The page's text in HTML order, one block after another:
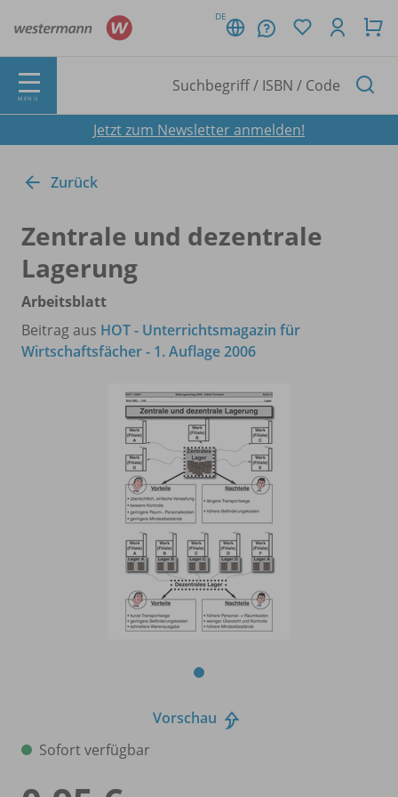
DE
MENÜ
Jetzt zum Newsletter anmelden!
Zurück
Zentrale und dezentrale
Lagerung
Arbeitsblatt
Beitrag aus HOT - Unterrichtsmagazin für
Wirtschaftsfächer - 1. Auflage 2006
Vorschau
Sofort verfügbar